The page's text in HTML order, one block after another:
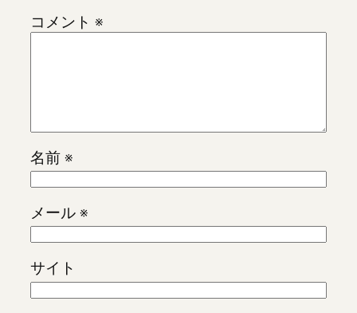
コメント ※
名前 ※
メール ※
サイト